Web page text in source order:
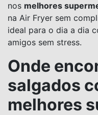
nos melhores
na Air Fryer sem
ideal para o dia a dia
amigos sem stress.
Onde
salgados
melhores